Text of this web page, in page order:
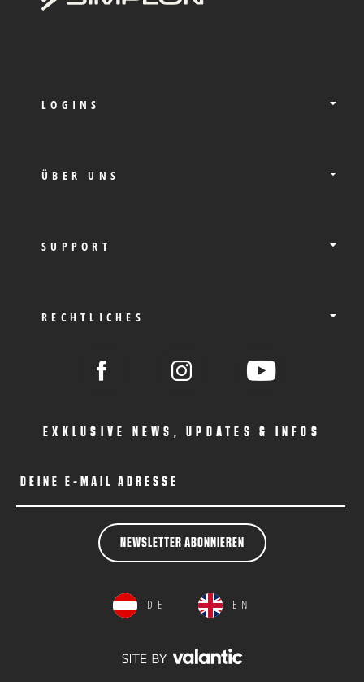
LOGINS
ÜBER UNS
SUPPORT
RECHTLICHES
EXKLUSIVE NEWS, UPDATES & INFOS
DEINE E-MAIL ADRESSE
NEWSLETTER ABONNIEREN
DE EN